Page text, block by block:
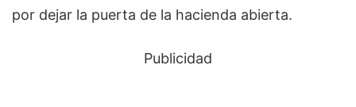
por dejar la puerta de la hacienda abierta.
Publicidad